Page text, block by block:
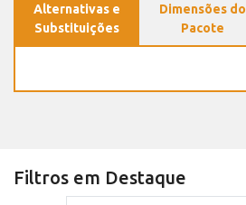
Alternativas e
Substituições
Dimensões do
Pacote
Filtros em Destaque